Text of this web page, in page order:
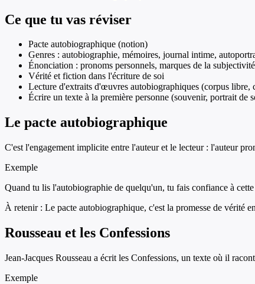
Ce que tu vas réviser
Pacte autobiographique (notion)
Genres : autobiographie, mémoires, journal intime,
Énonciation : pronoms personnels, marques de la
Vérité et fiction dans l'écriture de soi
Lecture d'extraits d'œuvres autobiographiques (corpus libre,
Écrire un texte à la première personne (souvenir, portrait de
Le pacte autobiographique
C'est l'engagement implicite entre l'auteur et le lecteur : l'auteur
Exemple
Quand tu lis l'autobiographie de quelqu'un, tu fais confiance à
À retenir : Le pacte autobiographique, c'est la promesse de vérité
Rousseau et les Confessions
Jean-Jacques Rousseau a écrit les Confessions, un texte où il
Exemple